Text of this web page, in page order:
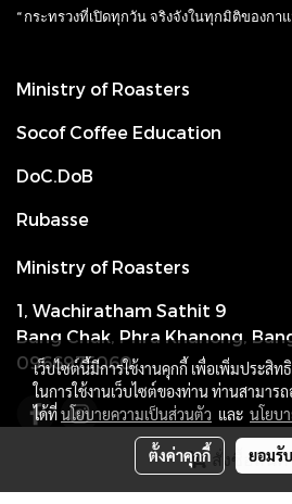
สั่งซื้อสินค้
“ กระทรวงที่เปิดทุกวัน จริงจังในทุกมิติของกาแ
Ministry of Roasters
Socof Coffee Education
DoC.DoB
Rubasse
Ministry of Roasters
1, Wachiratham Sathit 9
Bang Chak, Phra Khanong,
0966975060
เว็บไซต์นี้มีการใช้งานคุกกี้ เพื่อเพิ่มประสิ
ในการใช้งานเว็บไซต์ของท่าน ท่านสามาร
ได้ที่นโยบายความเป็นส่วนตัว และ นโยบ
ตั้งค่าคุกกี้ ยอมรั